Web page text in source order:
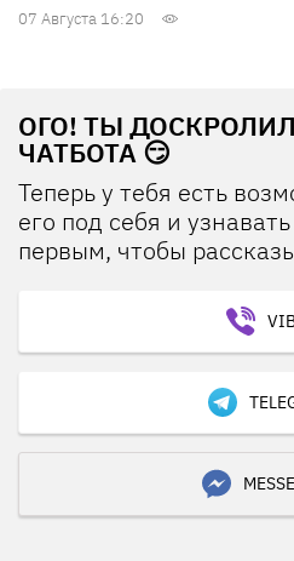
07 Августа 16:20
ОГО! ТЫ
ЧАТБОТА 😏
Теперь у тебя есть
его под себя и
первым, чтобы